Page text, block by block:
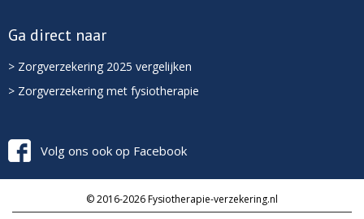
Ga direct naar
> Zorgverzekering 2025 vergelijken
> Zorgverzekering met fysiotherapie
Volg ons ook op Facebook
© 2016-2026 Fysiotherapie-verzekering.nl